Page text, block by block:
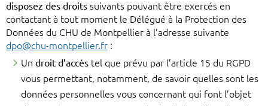
disposez des droits suivants pouvant être exercés en
contactant à tout moment le Délégué à la Protection des
Données du CHU de Montpellier à l’adresse suivante
dpo@chu-montpellier.fr :
Un droit d’accès tel que prévu par l’article 15 du RGPD
vous permettant, notamment, de savoir quelles sont les
données personnelles vous concernant qui font l’objet